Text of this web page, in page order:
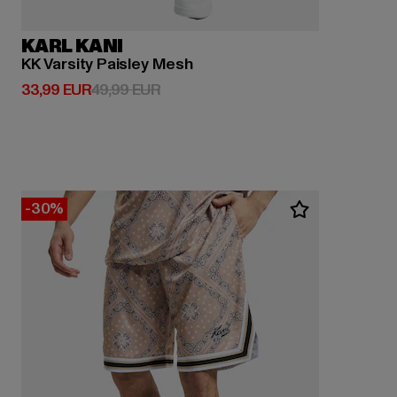
KARL KANI
KK Varsity Paisley Mesh
33,99 EUR
Derzeitiger Preis: 33,99 EUR
49,99 EURAktionspreis: 49,99 EUR
-30%